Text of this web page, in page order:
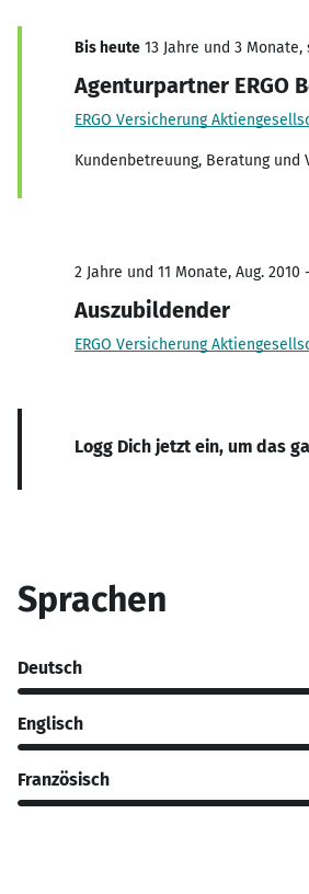
Bis heute 13 Jahre und 3 Monate,
Agenturpartner ERGO
ERGO Versicherung
Kundenbetreuung, Beratung
2 Jahre und 11 Monate, Aug. 2010
Auszubildender
ERGO Versicherung
Logg Dich jetzt ein, um das
Sprachen
Deutsch
Englisch
Französisch